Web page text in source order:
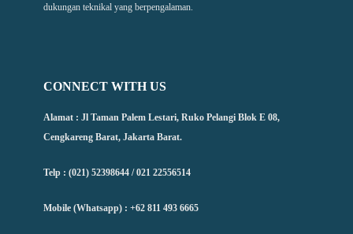
dukungan teknikal yang berpengalaman.
CONNECT WITH US
Alamat : Jl Taman Palem Lestari, Ruko Pelangi Blok E 08,
Cengkareng Barat, Jakarta Barat.
Telp : (021) 52398644 / 021 22556514
Mobile (Whatsapp) : +62 811 493 6665